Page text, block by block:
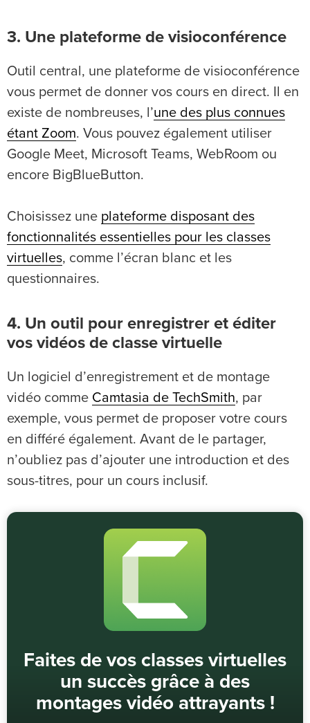
3. Une plateforme de visioconférence
Outil central, une plateforme de visioconférence
vous permet de donner vos cours en direct. Il en
existe de nombreuses, l’une des plus connues
étant Zoom. Vous pouvez également utiliser
Google Meet, Microsoft Teams, WebRoom ou
encore BigBlueButton.
Choisissez une plateforme disposant des
fonctionnalités essentielles pour les classes
virtuelles, comme l’écran blanc et les
questionnaires.
4. Un outil pour enregistrer et éditer
vos vidéos de classe virtuelle
Un logiciel d’enregistrement et de montage
vidéo comme Camtasia de TechSmith, par
exemple, vous permet de proposer votre cours
en différé également. Avant de le partager,
n’oubliez pas d’ajouter une introduction et des
sous-titres, pour un cours inclusif.
Faites de vos classes virtuelles
un succès grâce à des
montages vidéo attrayants !